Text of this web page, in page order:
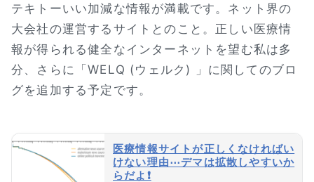
テキトーいい加減な情報が満載です。ネット界の
大会社の運営するサイトとのこと。正しい医療情
報が得られる健全なインターネットを望む私は多
分、さらに「WELQ (ウェルク) 」に関してのブロ
グを追加する予定です。
医療情報サイトが正しくなければい
けない理由⋯デマは拡散しやすいか
らだよ❗